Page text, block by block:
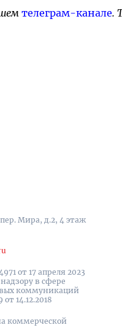
телеграм-канале.
пер. Мира, д.2, 4 этаж
от 17 апреля 2023
в сфере
коммуникаций
14.12.2018
коммерческой